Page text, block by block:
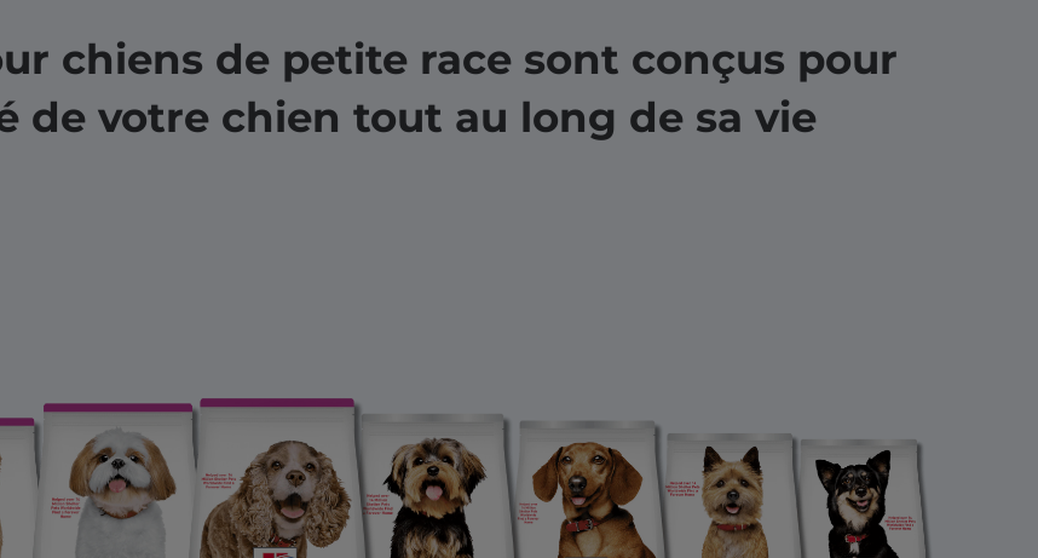
chiens de petite race sont conçus pour
de votre chien tout au long de sa vie